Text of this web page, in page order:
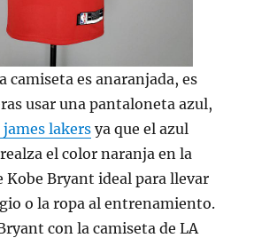
camiseta es anaranjada, es
usar una pantaloneta azul,
lakers ya que el azul
el color naranja en la
Kobe Bryant ideal para llevar
o la ropa al entrenamiento.
con la camiseta de LA